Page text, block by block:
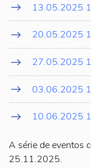
13.05.2025
20.05.2025
27.05.2025
03.06.2025
10.06.2025
A série de eventos
25.11.2025.